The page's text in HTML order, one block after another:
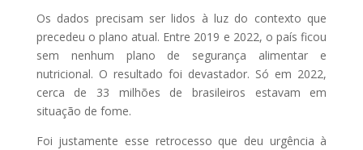
Os dados precisam ser lidos à luz do contexto que
precedeu o plano atual. Entre 2019 e 2022, o país ficou
sem nenhum plano de segurança alimentar e
nutricional. O resultado foi devastador. Só em 2022,
cerca de 33 milhões de brasileiros estavam em
situação de fome.
Foi justamente esse retrocesso que deu urgência à